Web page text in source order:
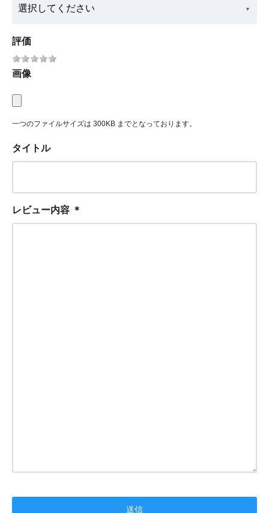
評価
画像
一つのファイルサイズは 300KB までとなっております。
タイトル
レビュー内容 ＊